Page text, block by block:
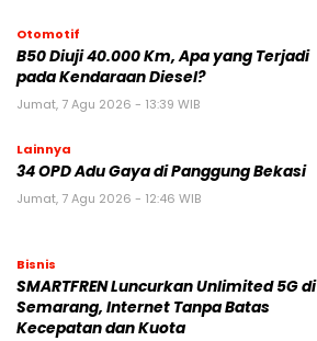
Otomotif
B50 Diuji 40.000 Km, Apa yang Terjadi
pada Kendaraan Diesel?
Jumat, 7 Agu 2026 - 13:39 WIB
Lainnya
34 OPD Adu Gaya di Panggung Bekasi
Jumat, 7 Agu 2026 - 12:46 WIB
Bisnis
SMARTFREN Luncurkan Unlimited 5G di
Semarang, Internet Tanpa Batas
Kecepatan dan Kuota